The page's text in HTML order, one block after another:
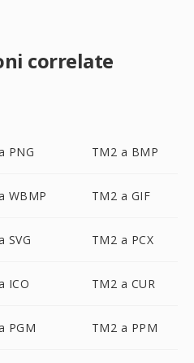
correlate
PNG TM2 a BMP
WBMP TM2 a GIF
SVG TM2 a PCX
ICO TM2 a CUR
PGM TM2 a PPM